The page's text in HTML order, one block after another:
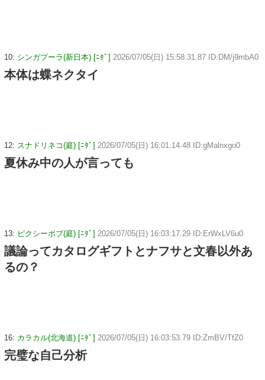
10: シンガプーラ(新日本) [ﾆﾀﾞ] 2026/07/05(日) 15:58:31.87 ID:DM/j9mbA0
本体は蝶ネクタイ
12: スナドリネコ(庭) [ﾆﾀﾞ] 2026/07/05(日) 16:01:14.48 ID:gMalnxgo0
夏休み中の人が言っても
13: ピクシーボブ(庭) [ﾆﾀﾞ] 2026/07/05(日) 16:03:17.29 ID:ErWxLV6u0
議論ってカタログギフトとナフサと文春以外あ
るの？
16: カラカル(北海道) [ﾆﾀﾞ] 2026/07/05(日) 16:03:53.79 ID:ZmBV/TfZ0
完璧な自己分析